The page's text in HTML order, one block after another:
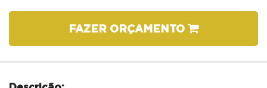
FAZER ORÇAMENTO